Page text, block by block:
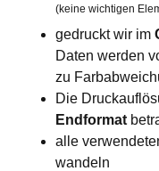
(keine wichtigen
gedruckt wir im
Daten werden
zu
Die
Endformat
alle
wandeln